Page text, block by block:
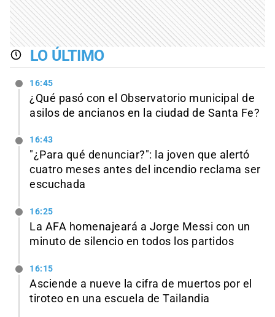
LO ÚLTIMO
16:45
¿Qué pasó con el Observatorio municipal de
asilos de ancianos en la ciudad de Santa Fe?
16:43
"¿Para qué denunciar?": la joven que alertó
cuatro meses antes del incendio reclama ser
escuchada
16:25
La AFA homenajeará a Jorge Messi con un
minuto de silencio en todos los partidos
16:15
Asciende a nueve la cifra de muertos por el
tiroteo en una escuela de Tailandia